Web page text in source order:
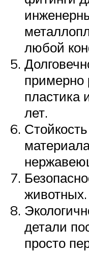
любой
примерно
пластика
лет.
животных.
детали
просто